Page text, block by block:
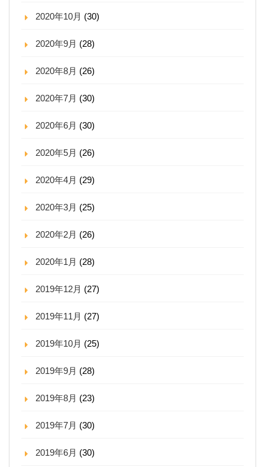
2020年10月 (30)
2020年9月 (28)
2020年8月 (26)
2020年7月 (30)
2020年6月 (30)
2020年5月 (26)
2020年4月 (29)
2020年3月 (25)
2020年2月 (26)
2020年1月 (28)
2019年12月 (27)
2019年11月 (27)
2019年10月 (25)
2019年9月 (28)
2019年8月 (23)
2019年7月 (30)
2019年6月 (30)